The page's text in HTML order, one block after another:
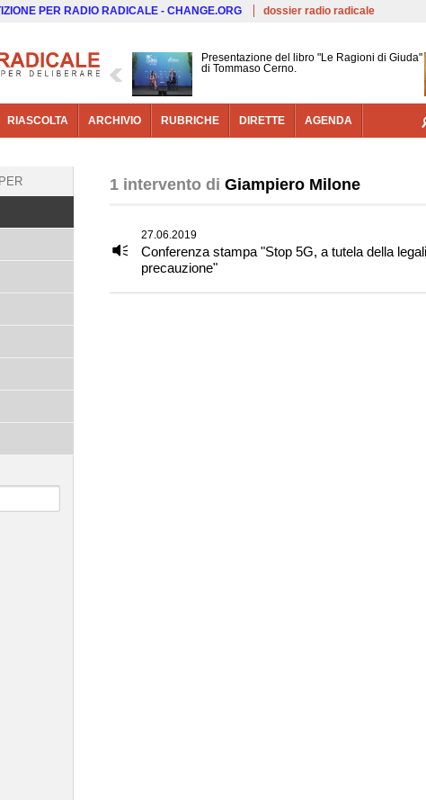
Salta al contenuto
PER RADIO RADICALE - CHANGE.ORG dossier radio radicale
Presentazione del libro "Le Ragioni di Giuda"
di Tommaso Cerno.
RIASCOLTA ARCHIVIO RUBRICHE DIRETTE AGENDA
1 intervento di Giampiero Milone
27.06.2019
Conferenza stampa "Stop 5G, a tutela della
precauzione"